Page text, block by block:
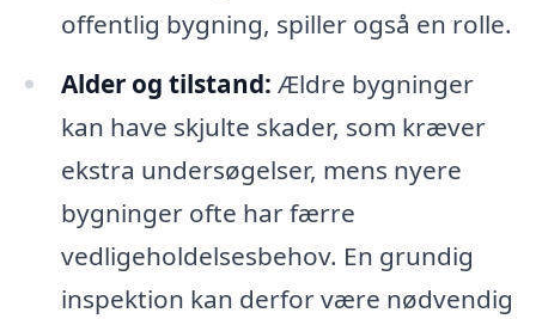
offentlig bygning, spiller også en rolle.
Alder og tilstand: Ældre bygninger
kan have skjulte skader, som kræver
ekstra undersøgelser, mens nyere
bygninger ofte har færre
vedligeholdelsesbehov. En grundig
inspektion kan derfor være nødvendig